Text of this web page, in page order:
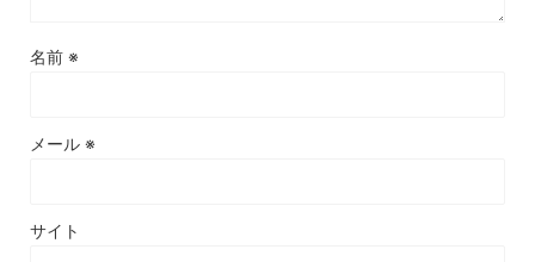
名前 ※
メール ※
サイト